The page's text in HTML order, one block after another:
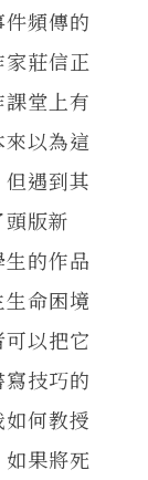
頻傳的
莊信正
堂上有
以為這
遇到其
版新
的作品
命困境
以把它
技巧的
何教授
果將死